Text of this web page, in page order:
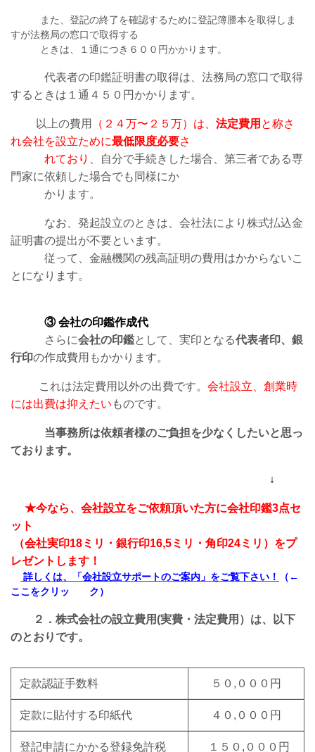
また、登記の終了を確認するために登記簿謄本を取得しま
すが法務局の窓口で取得する
ときは、１通につき６００円かかります。
代表者の印鑑証明書の取得は、法務局の窓口で取得
するときは１通４５０円かかります。
以上の費用 （２４万〜２５万）は、 法定費用 と称さ
れ会社を設立ために最低限度必要さ
れており
、自分で手続きした場合、第三者である専
門家に依頼した場合でも同様にか
かります。
なお、発起設立のときは、会社法により株式払込金
証明書の提出が不要といます。
従って、金融機関の残高証明の費用はかからないこ
とになります。
③ 会社の印鑑作成代
さらに会社の印鑑として、実印となる代表者印、銀
行印の作成費用もかかります。
これは法定費用以外の出費です。 会社設立、創業時
には出費は抑えたい ものです。
当事務所は依頼者様のご負担を少なくしたいと思っ
ております。
↓
★今なら、会社設立をご依頼頂いた方に会社印鑑3点セ
ット
（会社実印18ミリ・銀行印16,5ミリ・角印24ミリ）をプ
レゼントします！
詳しくは、「会社設立サポートのご案内」をご覧下さい ！
（←
ここをクリッ ク）
２．株式会社の設立費用(実費・法定費用） は、以下
のとおりです。
定款認証手数料 ５０,０００円
定款に貼付する印紙代 ４０,０００円
登記申請にかかる登録免許税 １５０,０００円